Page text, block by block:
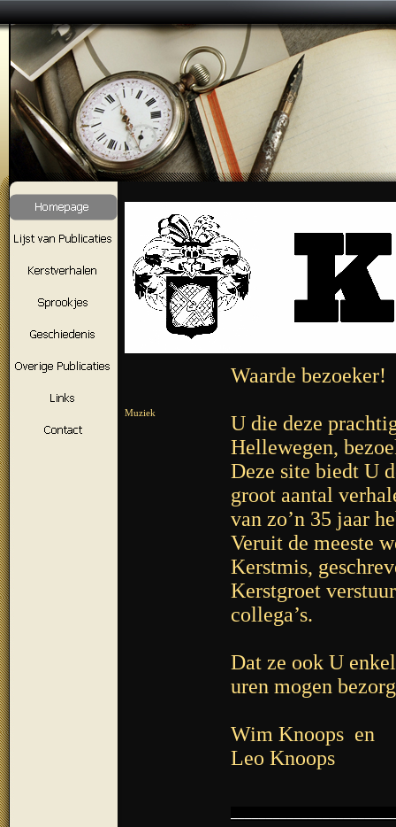
Muziek
Waarde bezoeker!
U die deze
Hellewegen,
Deze site biedt U
groot aantal
van zo’n 35 jaar
Veruit de meeste
Kerstmis,
Kerstgroet
collega’s.
Dat ze ook U
uren mogen
Wim Knoops en
Leo Knoops